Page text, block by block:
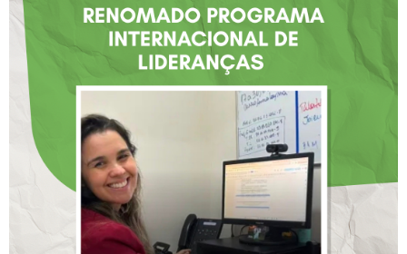
FISIOTERAPEUTA COM
ATUAÇÃO NA BAHIA É
SELECIONADA EM
RENOMADO PROGRAMA
INTERNACIONAL DE
LIDERANÇAS